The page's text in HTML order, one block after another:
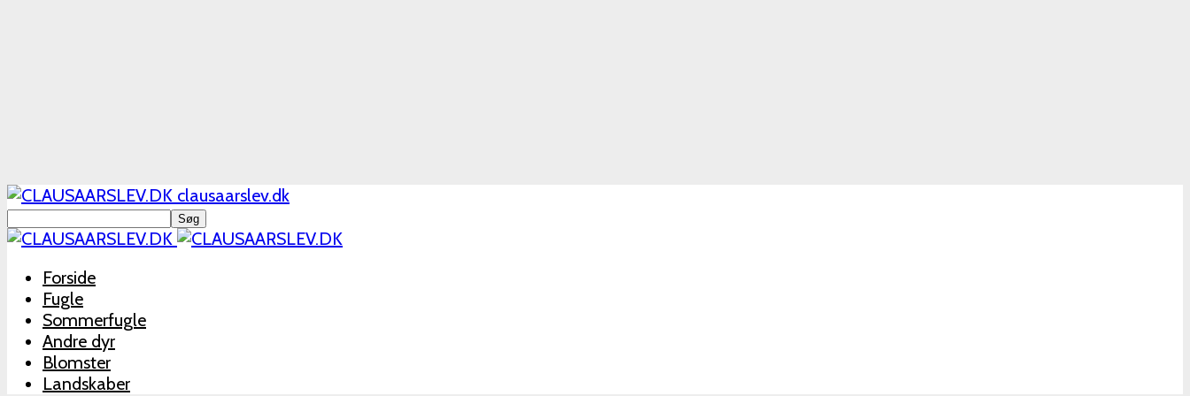
clausaarslev.dk
Forside
Fugle
Sommerfugle
Andre dyr
Blomster
Landskaber